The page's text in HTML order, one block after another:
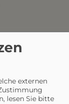
0%
externen
lesen Sie bitte